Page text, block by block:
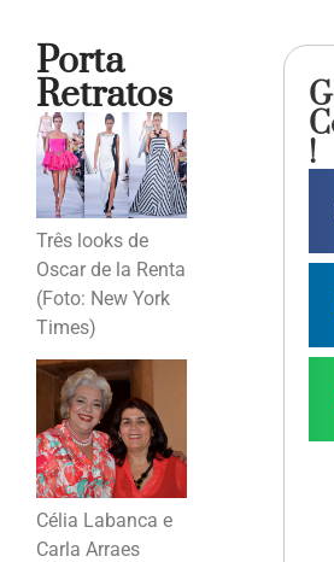
Porta
Retratos
Três looks de
Oscar de la Renta
(Foto: New York
Times)
Célia Labanca e
Carla Arraes
!